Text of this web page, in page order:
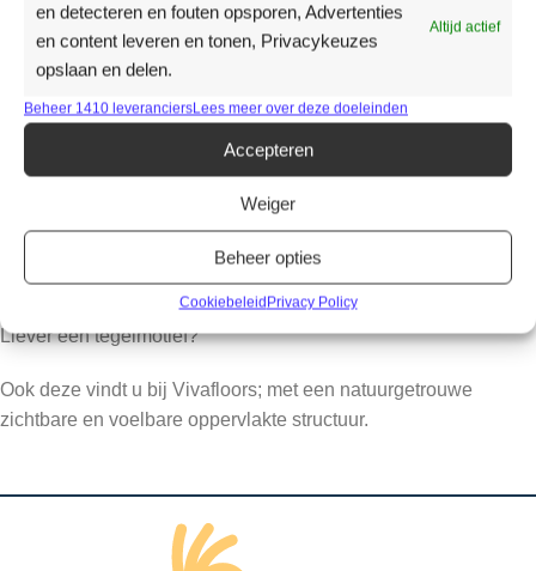
en detecteren en fouten opsporen, Advertenties
en content leveren en tonen, Privacykeuzes
opslaan en delen.
Altijd actief
Beheer 1410 leveranciersLees meer over deze doeleinden
Accepteren
Weiger
Beheer opties
CookiebeleidPrivacy Policy
Productomschrijving
De Vivafloors collectie geeft een natuurlijke sfeer aan uw
ruimte.
De matte afwerking en de realistische houtstructuren, met
natuurlijke noesten en nerven halen de natuur naar binnen.
Zowel een recht plank als het visgraatpatroon vindt u in deze
collectie.
Liever een tegelmotief?
Ook deze vindt u bij Vivafloors; met een natuurgetrouwe
zichtbare en voelbare oppervlakte structuur.